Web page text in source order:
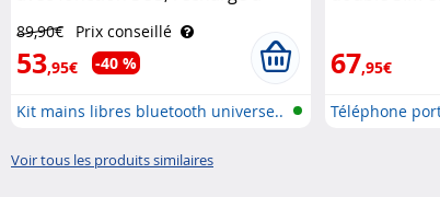
induction et numérotation rapide
Callstel
89,90€ Prix conseillé
53,95€ -40 %
Kit mains libres bluetooth universe..
67,95€
Téléphone
Voir tous les produits similaires